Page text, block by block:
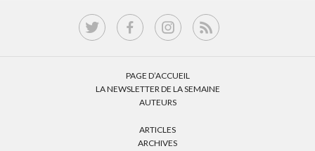
PAGE D’ACCUEIL
LA NEWSLETTER DE LA SEMAINE
AUTEURS
ARTICLES
ARCHIVES